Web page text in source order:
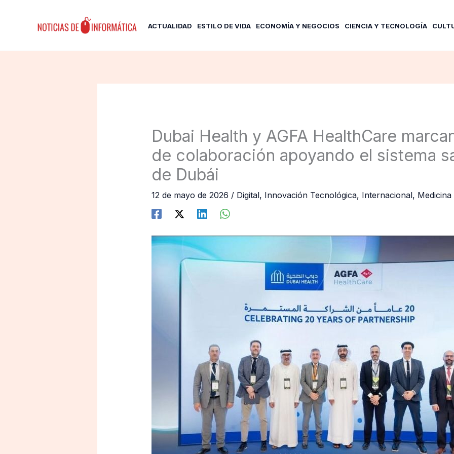
ACTUALIDAD ESTILO DE VIDA ECONOMÍA Y NEGOCIOS CIENCIA Y TECNOLOGÍA
Dubai Health y AGFA HealthCare
de colaboración apoyando el sistema
de Dubái
12 de mayo de 2026 / Digital, Innovación Tecnológica, Internacional, Medicina